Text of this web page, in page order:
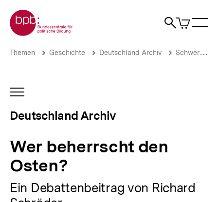
zum
Seiteninhalt
springen
Zur Startseite der bpb
Suche
Artikel
im
Wer
Deutschland
Brotkrümelnavigation
Pfadnavigation
Themen Geschichte Deutschland Archiv Schwerpunkte
INHALTSNAVIGATION
Deutschland Archiv
Wer beherrscht den
Osten?
Ein Debattenbeitrag von Richard